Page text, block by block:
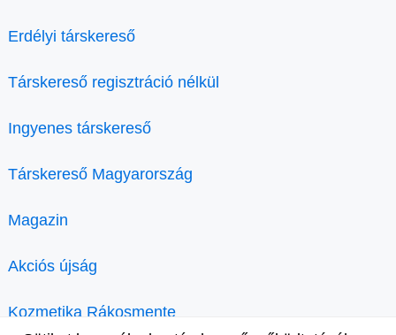
Erdélyi társkereső
Társkereső regisztráció nélkül
Ingyenes társkereső
Társkereső Magyarország
Magazin
Akciós újság
Kozmetika Rákosmente